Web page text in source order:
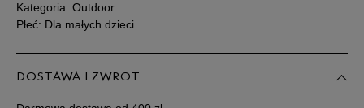
Kategoria: Outdoor
Płeć: Dla małych dzieci
DOSTAWA I ZWROT